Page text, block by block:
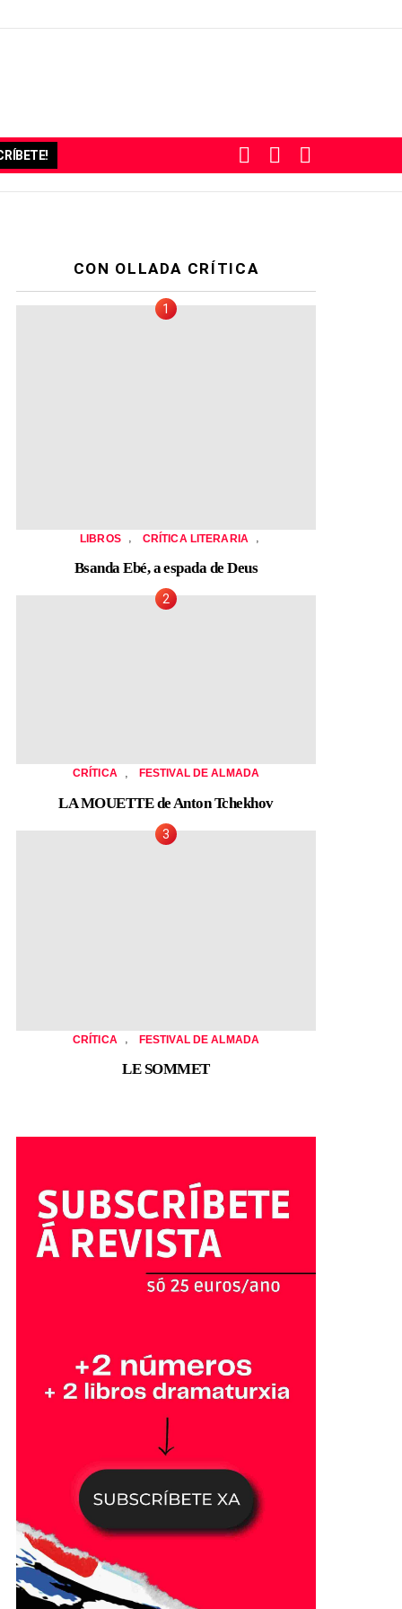
SWITCH
SKIN
BUSCAR
CON OLLADA CRÍTICA
LIBROS , CRÍTICA LITERARIA ,
Bsanda Ebé, a espada de Deus
CRÍTICA FESTIVAL DE ALMADA
LA MOUETTE de Anton Tchekhov
CRÍTICA FESTIVAL DE ALMADA
LE SOMMET